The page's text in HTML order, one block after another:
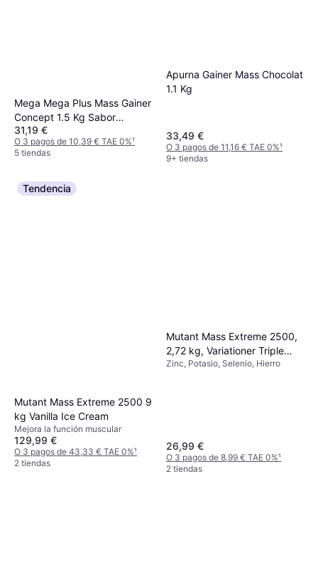
Mega Mega Plus Mass Gainer
Concept 1.5 Kg Sabor
Chocolate
31,19 €
O 3 pagos de 10,39 € TAE 0%¹
5 tiendas
Apurna Gainer Mass Chocolat
1.1 Kg
33,49 €
O 3 pagos de 11,16 € TAE 0%¹
9+ tiendas
Tendencia
Mutant Mass Extreme 2500 9
kg Vanilla Ice Cream
Mejora la función muscular
129,99 €
O 3 pagos de 43,33 € TAE 0%¹
2 tiendas
Mutant Mass Extreme 2500,
2,72 kg, Variationer Triple
Chocolate
Zinc, Potasio, Selenio, Hierro
26,99 €
O 3 pagos de 8,99 € TAE 0%¹
2 tiendas